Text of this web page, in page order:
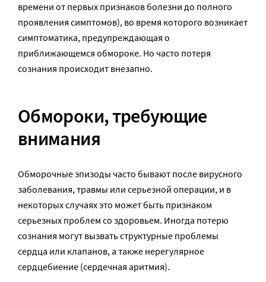
времени от первых признаков болезни до полного
проявления симптомов), во время которого возникает
симптоматика, предупреждающая о
приближающемся обмороке. Но часто потеря
сознания происходит внезапно.
Обмороки, требующие
внимания
Обморочные эпизоды часто бывают после вирусного
заболевания, травмы или серьезной операции, и в
некоторых случаях это может быть признаком
серьезных проблем со здоровьем. Иногда потерю
сознания могут вызвать структурные проблемы
сердца или клапанов, а также нерегулярное
сердцебиение (сердечная аритмия).